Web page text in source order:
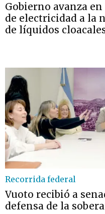
Gobierno avanza
de electricidad a la
de líquidos
Recorrida federal
Vuoto recibió a
defensa de la